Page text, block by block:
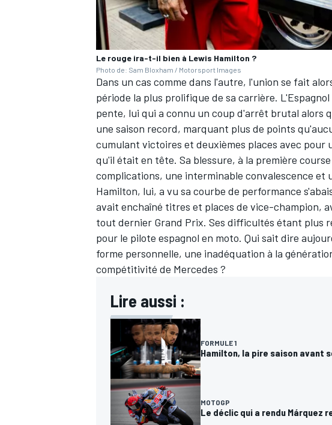
AUTRES CHAMPIONNATS
Le rouge ira-t-il bien à Lewis Hamilton ?
Photo de: Sam Bloxham / Motorsport Images
Dans un cas comme dans l'autre, l'union se fait
période la plus prolifique de sa carrière.
pente, lui qui a connu un coup d'arrêt brutal alors
une saison record, marquant plus de points
cumulant victoires et deuxièmes places avec
qu'il était en tête. Sa blessure, à la première
complications, une interminable convalescence et
Hamilton, lui, a vu sa courbe de performance
avait enchaîné titres et places de vice-champion,
tout dernier Grand Prix. Ses difficultés étant plus
pour le pilote espagnol en moto. Qui sait dire
forme personnelle, une inadéquation à la
compétitivité de Mercedes ?
Lire aussi :
FORMULE 1
Hamilton, la pire saison avant
MOTOGP
Le déclic qui a rendu Márquez